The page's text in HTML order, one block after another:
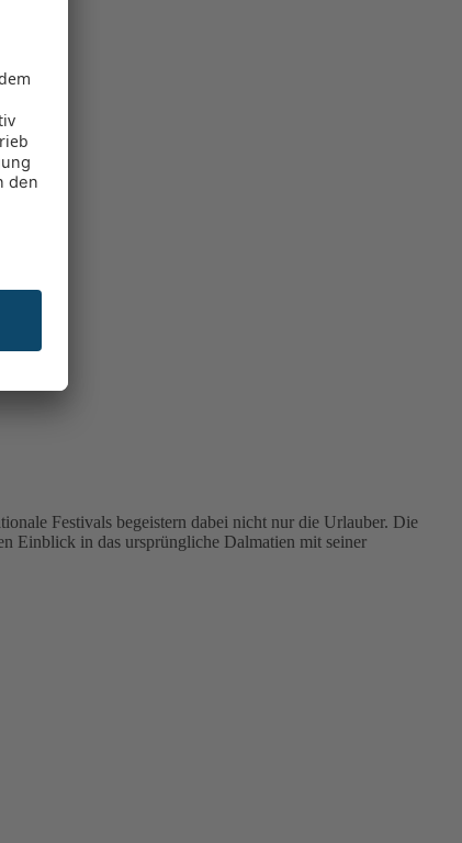
Festivals begeistern dabei nicht nur die Urlauber. Die
Einblick in das ursprüngliche Dalmatien mit seiner